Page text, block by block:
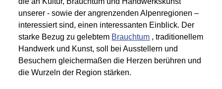
unserer - sowie der angrenzenden Alpenregionen –
interessiert sind, einen interessanten Einblick. Der
starke Bezug zu gelebtem Brauchtum , traditionellem
Handwerk und Kunst, soll bei Ausstellern und
Besuchern gleichermaßen die Herzen berühren und
die Wurzeln der Region stärken.